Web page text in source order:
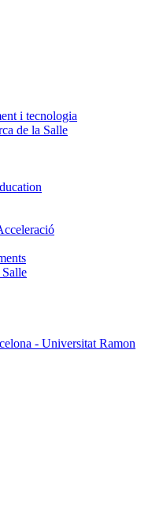
i tecnologia
de la Salle
- Universitat Ramon